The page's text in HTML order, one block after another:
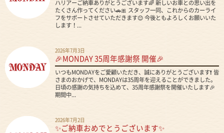
ハリアーご納車ありがとうございます🌈 新しいお車との思い出を
たくさん作ってください🚗🎀 スタッフ一同、これからのカーライ
フをサポートさせていただきます😊 今後ともよろしくお願いいた
します！...
2026年7月3日
🎉MONDAY 35周年感謝祭 開催🎉
いつもMONDAYをご愛顧いただき、誠にありがとうございます❗ 皆
さまのおかげで、MONDAYは35周年を迎えることができました。
日頃の感謝の気持ちを込めて、35周年感謝祭を開催いたします🎉
期間中...
2026年7月2日
✨ご納車おめでとうございます✨